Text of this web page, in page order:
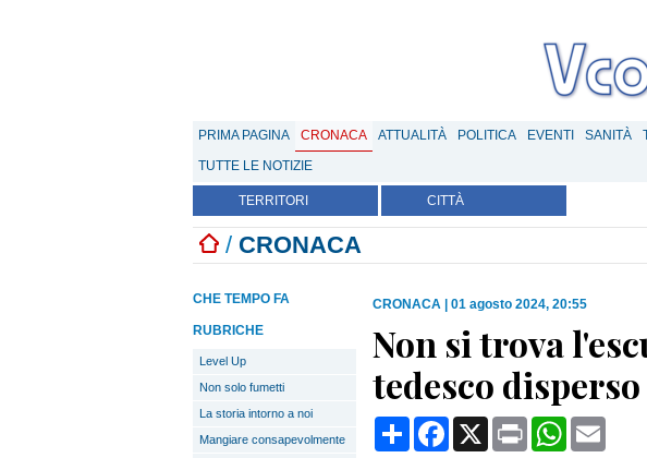
PRIMA PAGINA CRONACA ATTUALITÀ POLITICA EVENTI SANITÀ
TUTTE LE NOTIZIE
TERRITORI CITTÀ
/ CRONACA
CHE TEMPO FA
RUBRICHE
Level Up
Non solo fumetti
La storia intorno a noi
Mangiare consapevolmente
CRONACA 01 agosto 2024, 20:55
Non si trova
tedesco
CondividiFacebook
X Print WhatsApp